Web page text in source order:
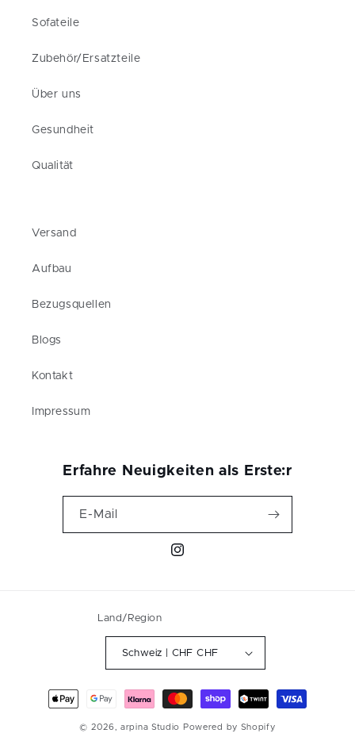
Sofateile
Zubehör/Ersatzteile
Über uns
Gesundheit
Qualität
Versand
Aufbau
Bezugsquellen
Blogs
Kontakt
Impressum
Erfahre Neuigkeiten als Erste:r
E-Mail
Instagram
Land/Region
Schweiz | CHF CHF
Zahlungsmethoden
© 2026,arpina Studio Powered by Shopify